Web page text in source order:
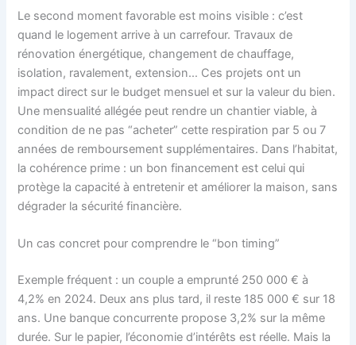
Le second moment favorable est moins visible : c’est
quand le logement arrive à un carrefour. Travaux de
rénovation énergétique, changement de chauffage,
isolation, ravalement, extension… Ces projets ont un
impact direct sur le budget mensuel et sur la valeur du bien.
Une mensualité allégée peut rendre un chantier viable, à
condition de ne pas “acheter” cette respiration par 5 ou 7
années de remboursement supplémentaires. Dans l’habitat,
la cohérence prime : un bon financement est celui qui
protège la capacité à entretenir et améliorer la maison, sans
dégrader la sécurité financière.
Un cas concret pour comprendre le “bon timing”
Exemple fréquent : un couple a emprunté 250 000 € à
4,2% en 2024. Deux ans plus tard, il reste 185 000 € sur 18
ans. Une banque concurrente propose 3,2% sur la même
durée. Sur le papier, l’économie d’intérêts est réelle. Mais la